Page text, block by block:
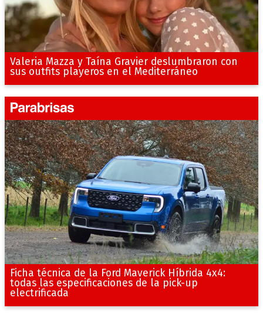
Valeria Mazza y Taína Gravier deslumbraron con
sus outfits playeros en el Mediterráneo
Ficha técnica de la Ford Maverick Híbrida 4x4:
todas las especificaciones de la pick-up
electrificada